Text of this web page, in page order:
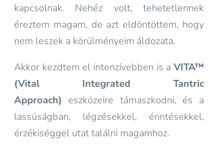
kapcsolnak. Nehéz volt, tehetetlennek
éreztem magam, de azt eldöntöttem, hogy
nem leszek a körülményeim áldozata.
Akkor kezdtem el intenzívebben is a VITA™
(Vital Integrated Tantric
Approach) eszközeire támaszkodni, és a
lassúságban, légzésekkel, érintésekkel,
érzékiséggel utat találni magamhoz.